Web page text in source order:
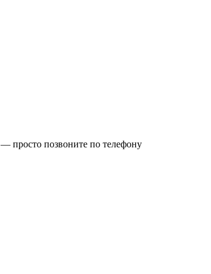
просто позвоните по телефону